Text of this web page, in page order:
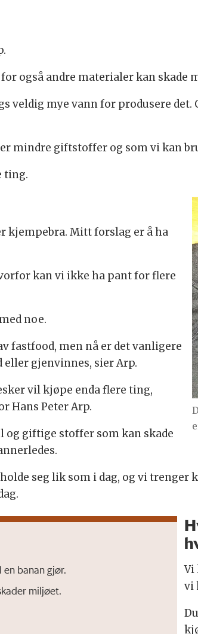
også andre materialer kan skade
mye vann for produsere det.
mindre giftstoffer og som vi kan
ting.
kjempebra. Mitt forslag er å ha
kan vi ikke ha pant for flere
noe.
fastfood, men nå er det vanligere
gjenvinnes, sier Arp.
vil kjøpe enda flere ting,
Hans Peter Arp.
giftige stoffer som kan skade
seg lik som i dag, og vi
banan gjør.
miljøet.
Vi
vi